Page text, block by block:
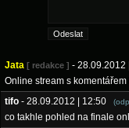
Jata [ redakce ] - 28.09.2012
Online stream s
tifo - 28.09.2012 | 12:50
co takhle pohled na finale